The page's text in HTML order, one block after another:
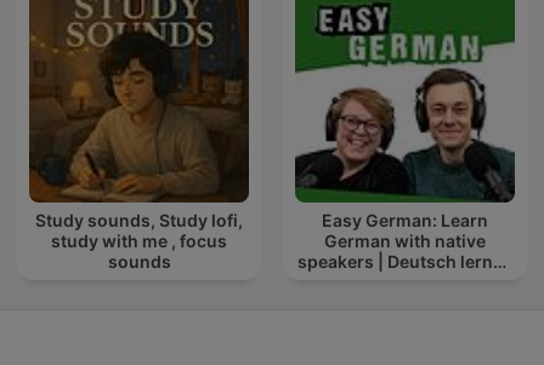
Study sounds, Study lofi,
study with me , focus
sounds
Easy German: Learn
German with native
speakers | Deutsch lernen